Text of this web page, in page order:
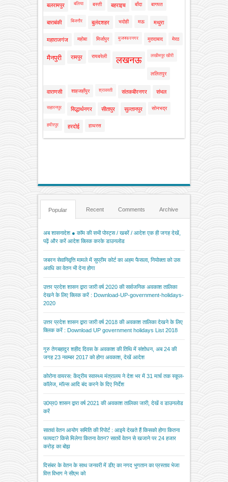
बलरामपुर बलिया बस्ती बहराइच बाँदा बागपत
बाराबंकी बिजनौर बुलंदशहर भदोही मऊ मथुरा
महाराजगंज महोबा मिर्जापुर मुजफ्फरनगर मुरादाबाद मेरठ
मैनपुरी रामपुर रायबरेली लखनऊ लखीमपुर खीरी
ललितपुर
वाराणसी शाहजहाँपुर श्रावस्ती संतकबीरनगर संभल
सहारनपुर सिद्धार्थनगर सीतापुर सुल्तानपुर सोनभद्र
हमीरपुर हरदोई हाथरस
Popular Recent Comments Archive
अब शासनादेश ● कॉम की सभी पोस्ट्स / खबरें / आदेश एक ही जगह देखें,
पढ़ें और करें आदेश क्लिक करके डाउनलोड
जबरन सेवानिवृत्ति मामले में सुप्रीम कोर्ट का अहम फैसला, नियोक्ता को उस
अवधि का वेतन भी देना होगा
उत्तर प्रदेश शासन द्वारा जारी वर्ष 2020 की सार्वजनिक अवकाश तालिका
देखने के लिए क्लिक करें : Download-UP-government-holidays-
2020
उत्तर प्रदेश शासन द्वारा जारी वर्ष 2018 की अवकाश तालिका देखने के लिए
क्लिक करें : Download UP government holidays List 2018
गुरु तेगबहादुर शहीद दिवस के अवकाश की तिथि में संशोधन, अब 24 की
जगह 23 नवम्बर 2017 को होगा अवकाश, देखें आदेश
कोरोना वायरस: केंद्रीय स्वास्थ्य मंत्रालय ने देश भर में 31 मार्च तक स्कूल-
कॉलेज, मॉल्स आदि बंद करने के दिए निर्देश
उ0प्र0 शासन द्वारा वर्ष 2021 की अवकाश तालिका जारी, देखें व डाउनलोड
करें
सातवां वेतन आयोग समिति की रिपोर्ट : आइये देखते हैं किसको होगा कितना
फायदा? किसे मिलेगा कितना वेतन? सातवें वेतन से खजाने पर 24 हजार
करोड़ का बोझ
दिसंबर के वेतन के साथ जनवरी में डीए का नगद भुगतान का प्रस्ताव भेजा
वित्त विभाग ने सीएम को